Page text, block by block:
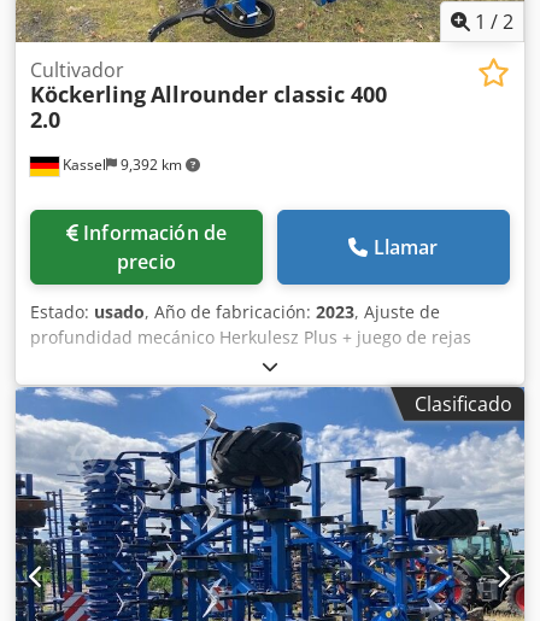
1 /2
Kassel 9,392 km
Cultivador
KöckerlingAllrounder classic 400
2.0
Información de
precio
Llamar
Estado: usado, Año de fabricación: 2023, Ajuste de
profundidad mecánico Herkulesz Plus + juego de rejas
dobles con muelle / rejas reversibles, rodillo STS Ø 530
mm, rastra trasera, rodillo STS, sistema de iluminación /
Cedpfx Ahjtrdmbozeha
Clasificado